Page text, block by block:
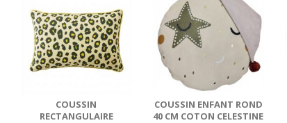
COUSSIN
RECTANGULAIRE
COUSSIN ENFANT ROND
40 CM COTON CELESTINE